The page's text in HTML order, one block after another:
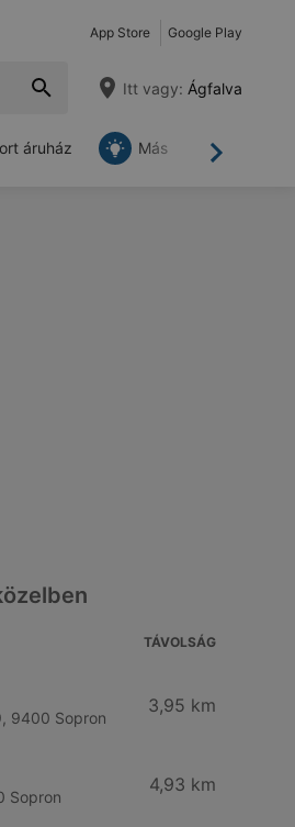
App Store Google Play
Itt vagy: Ágfalva
Tovább
áruház Más
TÁVOLSÁG
9400 Sopron
3,95 km
Sopron
4,93 km